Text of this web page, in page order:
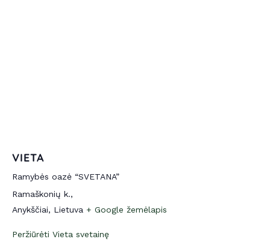
VIETA
Ramybės oazė “SVETANA”
Ramaškonių k.,
Anykščiai, Lietuva + Google žemėlapis
Peržiūrėti Vieta svetainę